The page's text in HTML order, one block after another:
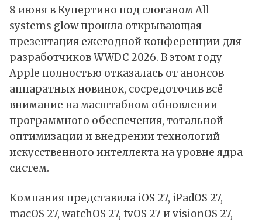
8 июня в Купертино под слоганом All
systems glow прошла открывающая
презентация ежегодной конференции для
разработчиков WWDC 2026. В этом году
Apple полностью отказалась от анонсов
аппаратных новинок, сосредоточив всё
внимание на масштабном обновлении
программного обеспечения, тотальной
оптимизации и внедрении технологий
искусственного интеллекта на уровне ядра
систем.
Компания представила iOS 27, iPadOS 27,
macOS 27, watchOS 27, tvOS 27 и visionOS 27,